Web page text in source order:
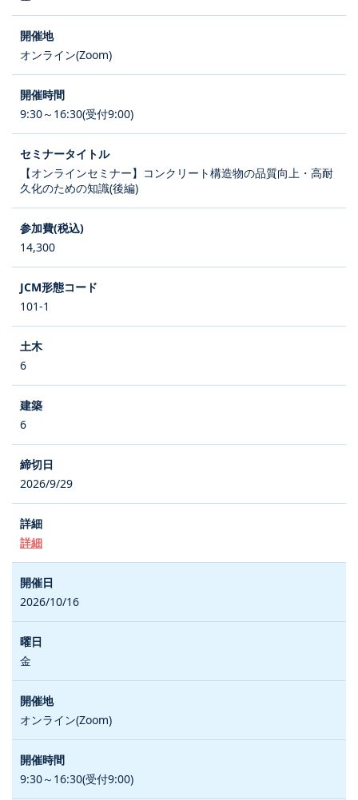
オンライン(Zoom)
9:30～16:30(受付9:00)
【オンラインセミナー】コンクリート構造物の品質向上・高耐
久化のための知識(後編)
14,300
101-1
6
6
2026/9/29
詳細
2026/10/16
金
オンライン(Zoom)
9:30～16:30(受付9:00)